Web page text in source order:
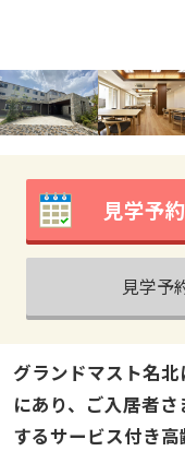
見学予約
見学予
グランドマスト名
にあり、ご入居者
するサービス付き